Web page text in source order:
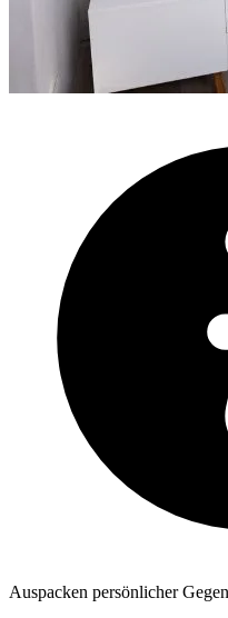
Auspacken persönlicher